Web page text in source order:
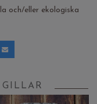
och/eller ekologiska